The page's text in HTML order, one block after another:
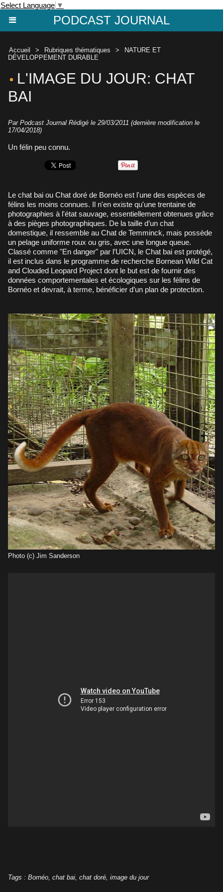
Select Language ▼
PODCAST JOURNAL
Accueil > Rubriques thématiques >
NATURE ET
DÉVELOPPEMENT DURABLE
L'IMAGE DU JOUR: CHAT
BAI
Par Podcast Journal Rédigé le 29/03/2011 (dernière modification le
17/04/2018)
Un félin peu connu.
Le chat bai ou Chat doré de Bornéo est l'une des espèces de
félins les moins connues. Il n'en existe qu'une trentaine de
photographies à l'état sauvage, essentiellement obtenues grâce
à des pièges photographiques. De la taille d’un chat
domestique, il ressemble au Chat de Temminck, mais possède
un pelage uniforme roux ou gris, avec une longue queue.
Classé comme "En danger" par l’UICN, le Chat bai est protégé,
il est inclus dans le programme de recherche Bornean Wild Cat
and Clouded Leopard Project dont le but est de fournir des
données comportementales et écologiques sur les félins de
Bornéo et devrait, à terme, bénéficier d’un plan de protection.
Photo (c) Jim Sanderson
Tags : Bornéo, chat bai, chat doré, image du jour